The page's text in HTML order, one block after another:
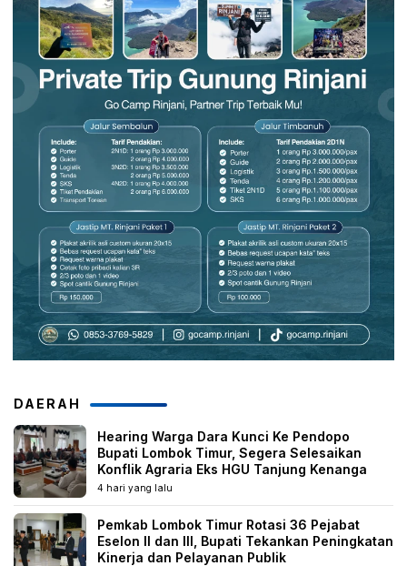
DAERAH
Hearing Warga Dara Kunci Ke Pendopo
Bupati Lombok Timur, Segera Selesaikan
Konflik Agraria Eks HGU Tanjung Kenanga
4 hari yang lalu
Pemkab Lombok Timur Rotasi 36 Pejabat
Eselon II dan III, Bupati Tekankan Peningkatan
Kinerja dan Pelayanan Publik